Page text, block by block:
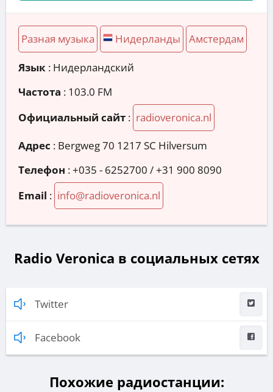
Разная музыка Нидерланды Амстердам
Язык : Нидерландский
Частота : 103.0 FM
Официальный сайт : radioveronica.nl
Адрес : Bergweg 70 1217 SC Hilversum
Телефон :+035 - 6252700 / +31 900 8090
Email : info@radioveronica.nl
Radio Veronica в социальных сетях
Twitter
Facebook
Похожие радиостанции: